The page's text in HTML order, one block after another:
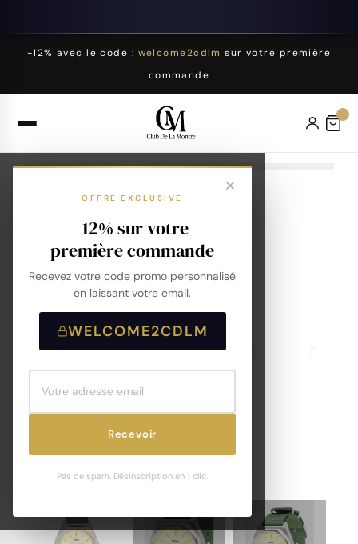
-12% avec le code : welcome2cdlm sur votre première
commande
OFFRE EXCLUSIVE
-12% sur votre
première commande
Recevez votre code promo personnalisé
en laissant votre email.
WELCOME2CDLM
Recevoir
Pas de spam. Désinscription en 1 clic.